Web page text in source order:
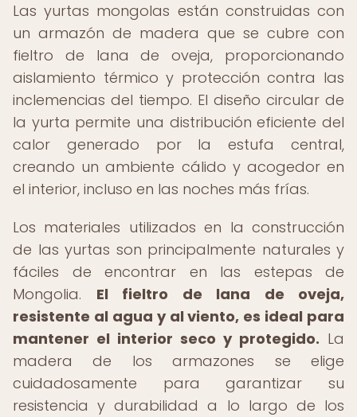
Las yurtas mongolas están construidas con
un armazón de madera que se cubre con
fieltro de lana de oveja, proporcionando
aislamiento térmico y protección contra las
inclemencias del tiempo. El diseño circular de
la yurta permite una distribución eficiente del
calor generado por la estufa central,
creando un ambiente cálido y acogedor en
el interior, incluso en las noches más frías.
Los materiales utilizados en la construcción
de las yurtas son principalmente naturales y
fáciles de encontrar en las estepas de
Mongolia. El fieltro de lana de oveja,
resistente al agua y al viento, es ideal para
mantener el interior seco y protegido. La
madera de los armazones se elige
cuidadosamente para garantizar su
resistencia y durabilidad a lo largo de los